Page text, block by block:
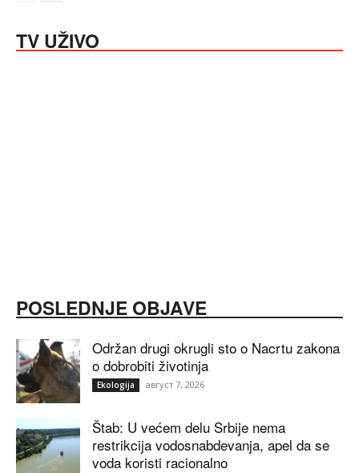
TV UŽIVO
POSLEDNJE OBJAVE
Održan drugi okrugli sto o Nacrtu zakona
o dobrobiti životinja
Ekologija август 7, 2026
Štab: U većem delu Srbije nema
restrikcija vodosnabdevanja, apel da se
voda koristi racionalno